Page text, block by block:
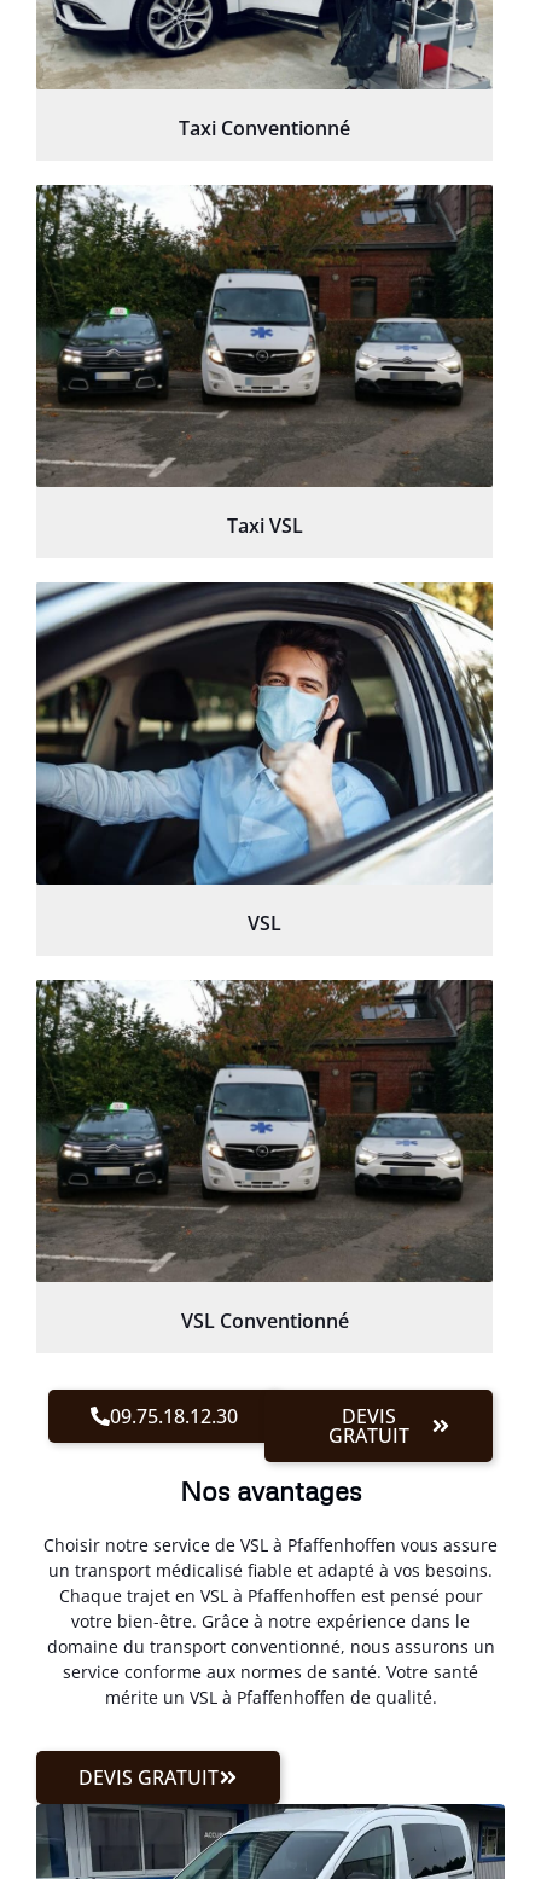
Taxi Conventionné
Taxi VSL
VSL
VSL Conventionné
09.75.18.12.30 DEVIS
GRATUIT
Nos avantages
Choisir notre service de VSL à Pfaffenhoffen vous assure
un transport médicalisé fiable et adapté à vos besoins.
Chaque trajet en VSL à Pfaffenhoffen est pensé pour
votre bien-être. Grâce à notre expérience dans le
domaine du transport conventionné, nous assurons un
service conforme aux normes de santé. Votre santé
mérite un VSL à Pfaffenhoffen de qualité.
DEVIS GRATUIT